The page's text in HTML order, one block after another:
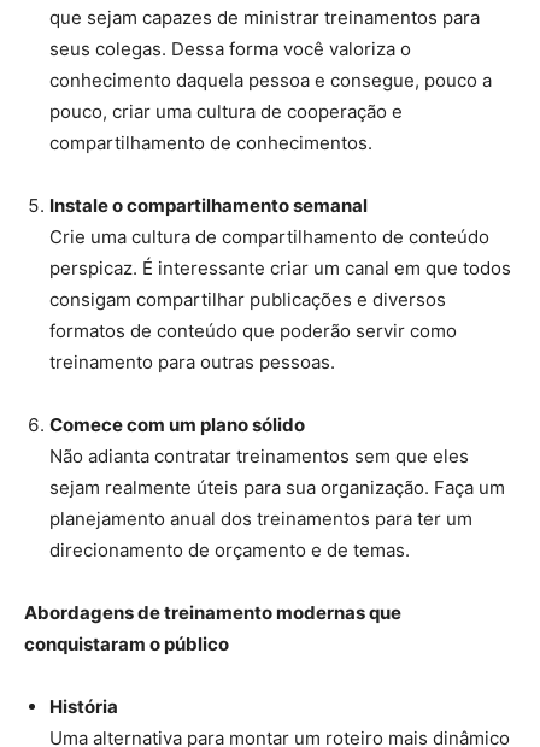
que sejam capazes de ministrar treinamentos para
seus colegas. Dessa forma você valoriza o
conhecimento daquela pessoa e consegue, pouco a
pouco, criar uma cultura de cooperação e
compartilhamento de conhecimentos.
Instale o compartilhamento semanal
Crie uma cultura de compartilhamento de conteúdo
perspicaz. É interessante criar um canal em que todos
consigam compartilhar publicações e diversos
formatos de conteúdo que poderão servir como
treinamento para outras pessoas.
Comece com um plano sólido
Não adianta contratar treinamentos sem que eles
sejam realmente úteis para sua organização. Faça um
planejamento anual dos treinamentos para ter um
direcionamento de orçamento e de temas.
Abordagens de treinamento modernas que
conquistaram o público
História
Uma alternativa para montar um roteiro mais dinâmico